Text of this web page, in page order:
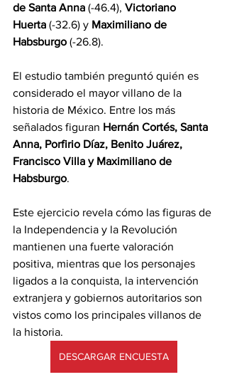
de Santa Anna (-46.4), Victoriano
Huerta (-32.6) y Maximiliano de
Habsburgo (-26.8).
El estudio también preguntó quién es
considerado el mayor villano de la
historia de México. Entre los más
señalados figuran Hernán Cortés, Santa
Anna, Porfirio Díaz, Benito Juárez,
Francisco Villa y Maximiliano de
Habsburgo.
Este ejercicio revela cómo las figuras de
la Independencia y la Revolución
mantienen una fuerte valoración
positiva, mientras que los personajes
ligados a la conquista, la intervención
extranjera y gobiernos autoritarios son
vistos como los principales villanos de
la historia.
DESCARGAR ENCUESTA